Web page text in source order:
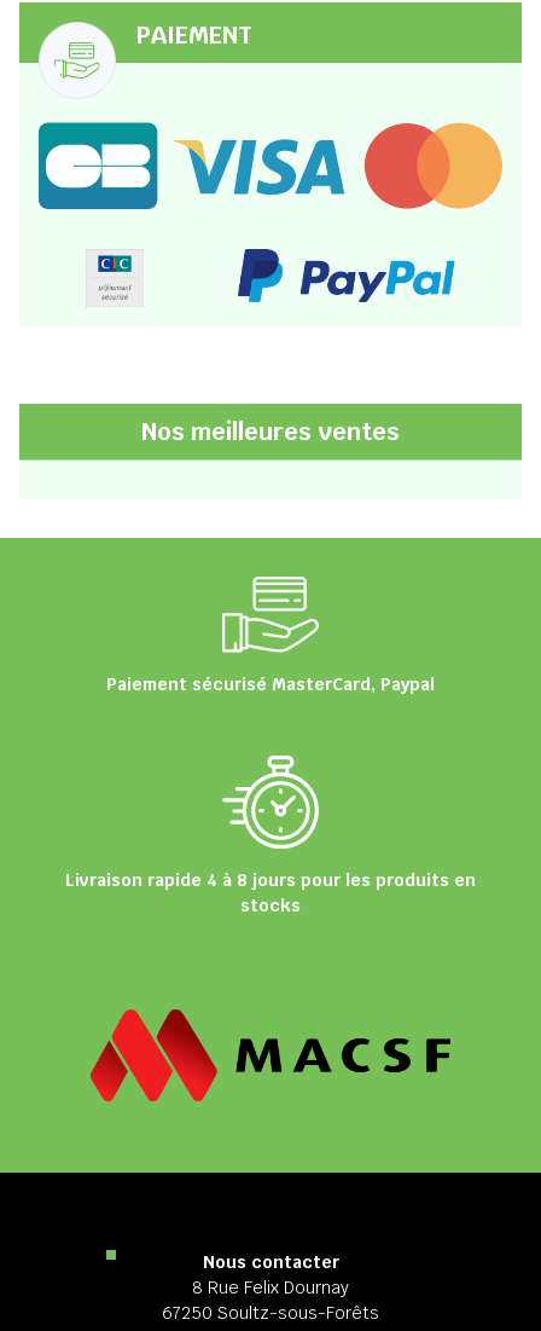
PAIEMENT
Nos meilleures ventes
Paiement sécurisé MasterCard, Paypal
Livraison rapide 4 à 8 jours pour les produits en
stocks
Nous contacter
8 Rue Felix Dournay
67250 Soultz-sous-Forêts